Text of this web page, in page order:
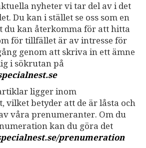
nyheter vi tar del av i det
Du kan i stället se oss som en
du kan återkomma för att hitta
för tillfället är av intresse för
genom att skriva in ett ämne
i sökrutan på
ligger inom
vilket betyder att de är låsta och
våra prenumeranter. Om du
kan du göra det
/prenumeration